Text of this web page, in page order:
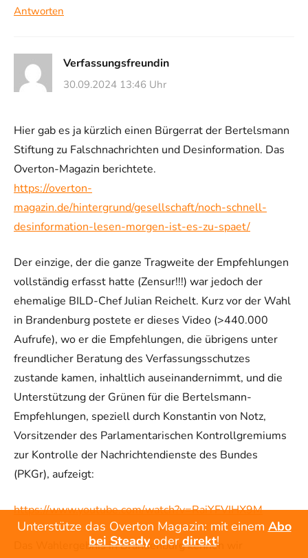
Antworten
Verfassungsfreundin
30.09.2024 13:46 Uhr
Hier gab es ja kürzlich einen Bürgerrat der Bertelsmann
Stiftung zu Falschnachrichten und Desinformation. Das
Overton-Magazin berichtete.
https://overton-
magazin.de/hintergrund/gesellschaft/noch-schnell-
desinformation-lesen-morgen-ist-es-zu-spaet/
Der einzige, der die ganze Tragweite der Empfehlungen
vollständig erfasst hatte (Zensur!!!) war jedoch der
ehemalige BILD-Chef Julian Reichelt. Kurz vor der Wahl
in Brandenburg postete er dieses Video (>440.000
Aufrufe), wo er die Empfehlungen, die übrigens unter
freundlicher Beratung des Verfassungsschutzes
zustande kamen, inhaltlich auseinandernimmt, und die
Unterstützung der Grünen für die Bertelsmann-
Empfehlungen, speziell durch Konstantin von Notz,
Vorsitzender des Parlamentarischen Kontrollgremiums
zur Kontrolle der Nachrichtendienste des Bundes
(PKGr), aufzeigt:
https://www.youtube.com/watch?v=RaiYFVIHX9M
Das Wahlergebnis in Brandenburg kennen wir
Unterstütze das Overton Magazin: mit einem Abo
bei Steady oderdirekt!